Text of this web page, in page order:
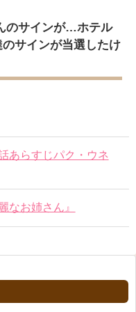
のサインが…ホテル
サインが当選したけ
あらすじパク・ウネ
なお姉さん』